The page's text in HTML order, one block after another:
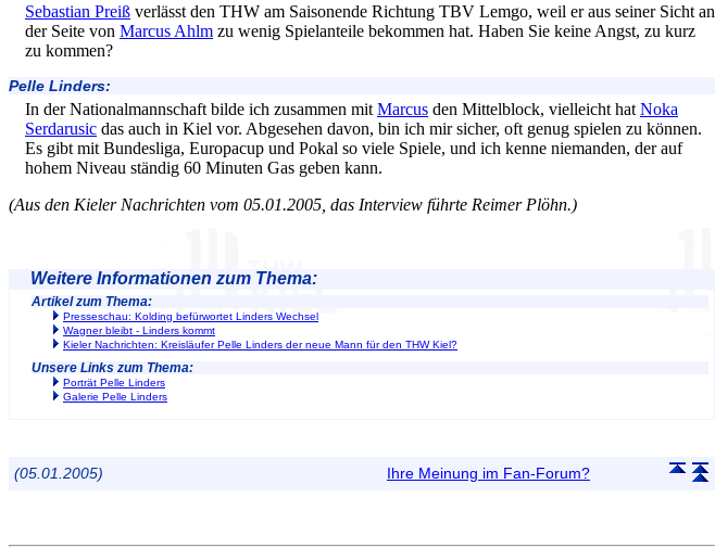
Sebastian Preiß verlässt den THW am Saisonende Richtung TBV Lemgo, weil er aus seiner Sicht an
der Seite von Marcus Ahlm zu wenig Spielanteile bekommen hat. Haben Sie keine Angst, zu kurz
zu kommen?
Pelle Linders:
In der Nationalmannschaft bilde ich zusammen mit Marcus den Mittelblock, vielleicht hat Noka
Serdarusic das auch in Kiel vor. Abgesehen davon, bin ich mir sicher, oft genug spielen zu können.
Es gibt mit Bundesliga, Europacup und Pokal so viele Spiele, und ich kenne niemanden, der auf
hohem Niveau ständig 60 Minuten Gas geben kann.
(Aus den Kieler Nachrichten vom 05.01.2005, das Interview führte Reimer Plöhn.)
Weitere Informationen zum Thema:
Artikel zum Thema:
Presseschau: Kolding befürwortet Linders Wechsel
Wagner bleibt - Linders kommt
Kieler Nachrichten: Kreisläufer Pelle Linders der neue Mann für den THW Kiel?
Unsere Links zum Thema:
Porträt Pelle Linders
Galerie Pelle Linders
(05.01.2005) Ihre Meinung im Fan-Forum?